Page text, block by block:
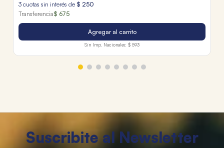
3 cuotas sin interés de $ 250
Transferencia$ 675
Agregar al carrito
Sin Imp. Nacionales: $ 593
Suscribite al Newsletter